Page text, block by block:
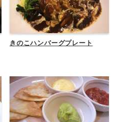
きのこハンバーグプレート